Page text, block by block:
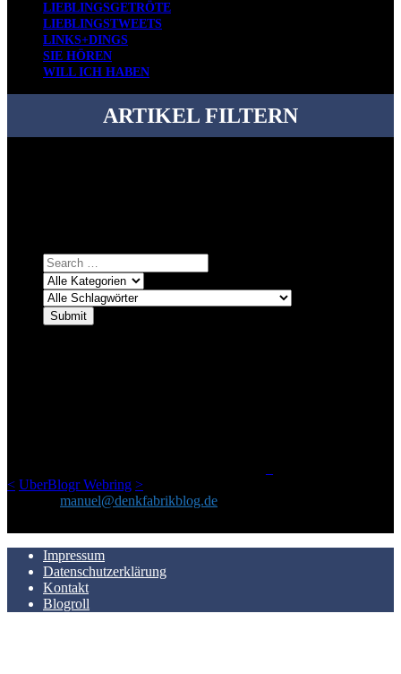
LIEBLINGSGETRÖTE
LIEBLINGSTWEETS
LINKS+DINGS
SIE HÖREN
WILL ICH HABEN
ARTIKEL FILTERN
< UberBlogr Webring >
manuel@denkfabrikblog.de
Impressum
Datenschutzerklärung
Kontakt
Blogroll